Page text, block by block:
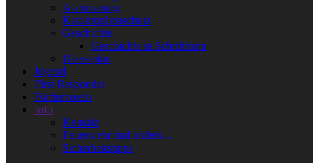
Alarmierung
Katastrophenschutz
Geschichte
Geschichte in Schriftform
Dienstplan
Jugend
First Responder
Förderverein
Info
Kontakt
Feuerwehr mal anders…
Sicherheitstipps